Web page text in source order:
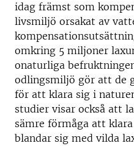
idag främst som
livsmiljö orsakat av
omkring 5 miljoner
onaturliga
odlingsmiljö gör att de
för att klara sig i
studier visar också att
sämre förmåga att
blandar sig med vilda